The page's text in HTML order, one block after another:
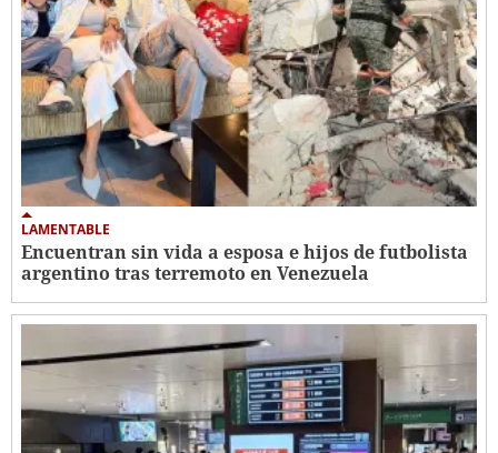
LAMENTABLE
Encuentran sin vida a esposa e hijos de futbolista
argentino tras terremoto en Venezuela